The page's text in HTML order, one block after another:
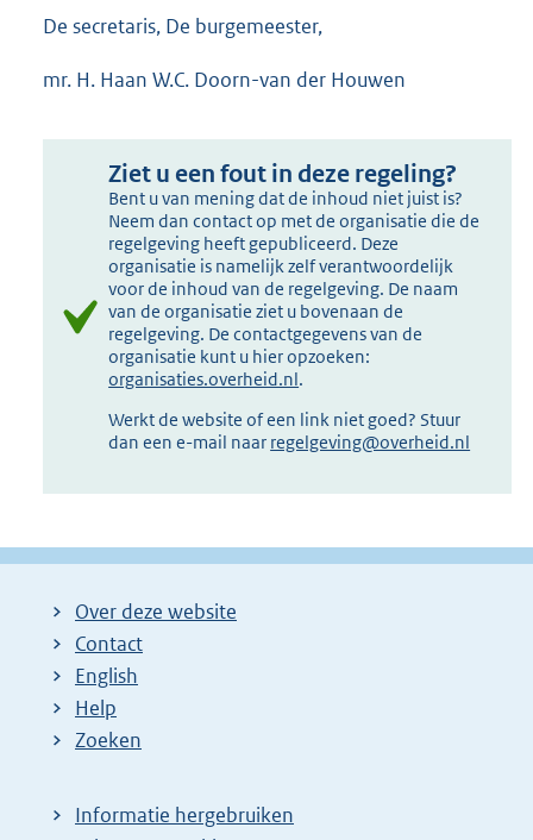
De secretaris, De burgemeester,
mr. H. Haan W.C. Doorn-van der Houwen
Ziet u een fout in deze regeling?
Bent u van mening dat de inhoud niet juist is?
Neem dan contact op met de organisatie die de
regelgeving heeft gepubliceerd. Deze
organisatie is namelijk zelf verantwoordelijk
voor de inhoud van de regelgeving. De naam
van de organisatie ziet u bovenaan de
regelgeving. De contactgegevens van de
organisatie kunt u hier opzoeken:
organisaties.overheid.nl.
Werkt de website of een link niet goed? Stuur
dan een e-mail naar regelgeving@overheid.nl
Over deze website
Contact
English
Help
Zoeken
Informatie hergebruiken